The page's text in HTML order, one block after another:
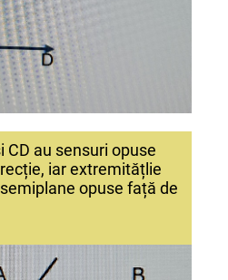
CD au sensuri opuse
iar extremitățlie
opuse față de